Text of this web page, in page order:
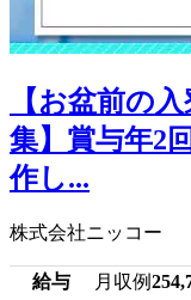
【お盆前の
集】賞与年2
作し...
株式会社ニッコー
給与 月収例